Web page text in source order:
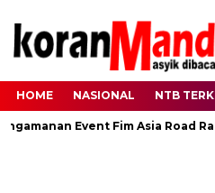
HOME NASIONAL NTB
Event Fim Asia Road Racing